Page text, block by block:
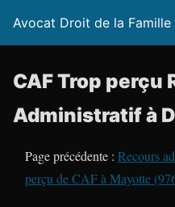
Avocat Droit de la Famille
CAF Trop perçu
Administratif à
Page précédente : Recours
perçu de CAF à Mayotte